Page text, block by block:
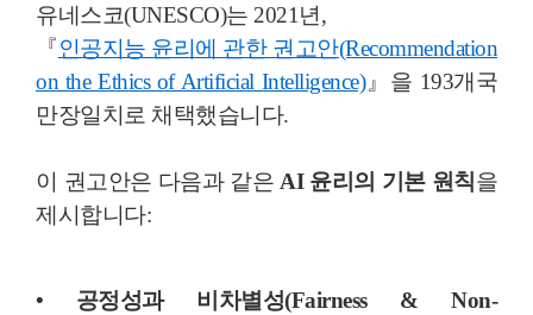
유네스코(UNESCO)는 2021년,
『인공지능 윤리에 관한 권고안(Recommendation
on the Ethics of Artificial Intelligence)』을 193개국
만장일치로 채택했습니다.
이 권고안은 다음과 같은 AI 윤리의 기본 원칙 을
제시합니다:
• 공정성과 비차별성(Fairness & Non-